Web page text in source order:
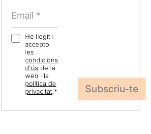
He llegit i
accepto
les
condicions
d'ús de la
web i la
política de
privacitat.*